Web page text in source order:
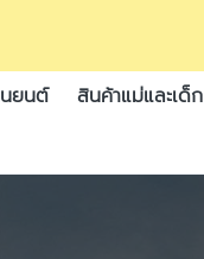
ยนต์ สินค้าแม่และเด็ก